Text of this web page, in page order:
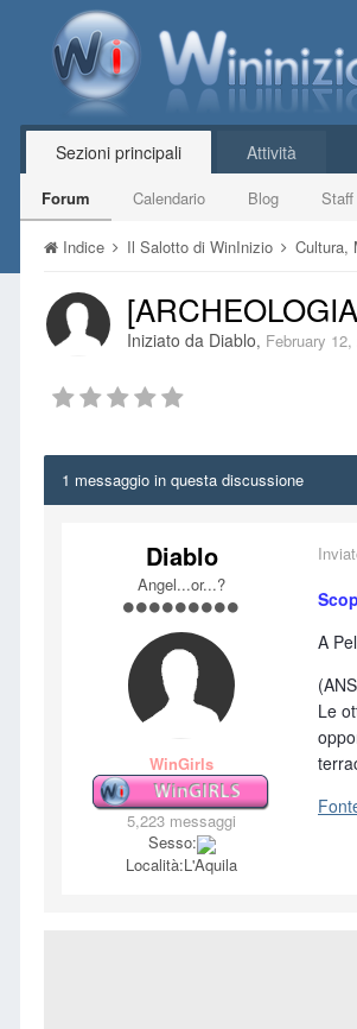
Sezioni principali
Forum Calendario Blog Staff
Attività
Indice Il Salotto di WinInizio Cultura,
Iniziato da Diablo, February 12,
1 messaggio in questa discussione
Diablo
Angel...or...?
WinGirls
5,223 messaggi
Sesso:
Località:L'Aquila
A
Le